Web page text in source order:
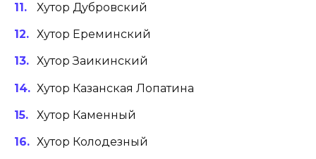
Хутор Дубровский
Хутор Ереминский
Хутор Заикинский
Хутор Казанская Лопатина
Хутор Каменный
Хутор Колодезный